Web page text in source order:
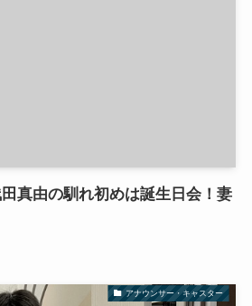
真由の馴れ初めは誕生日会！妻
アナウンサー・キャスター